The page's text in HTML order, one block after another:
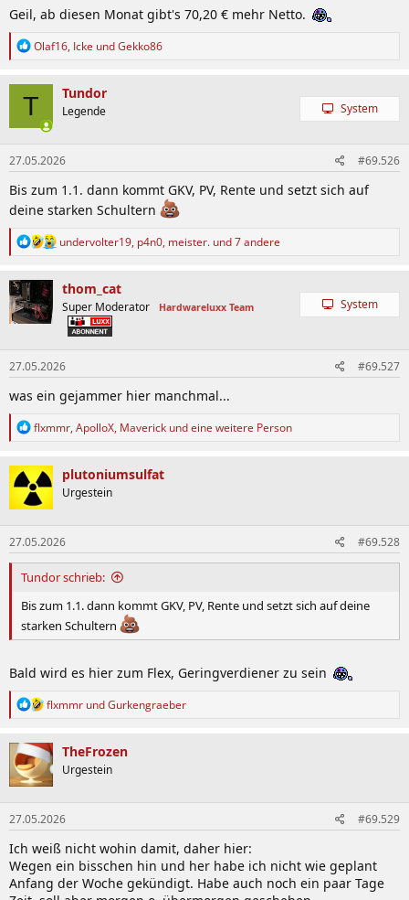
Geil, ab diesen Monat gibt's 70,20 € mehr Netto.
R
k
t
o
n
e
n
:
Olaf16, Icke undGekko86
T Tundor
Legende System
27.05.2026 #69.526
Bis zum 1.1. dann kommt GKV, PV, Rente und setzt sich auf
deine starken Schultern
R
k
n
undervolter19, p4n0, meister. und 7 andere
thom_cat
Super Moderator Hardwareluxx Team System
27.05.2026 #69.527
was ein gejammer hier manchmal...
R
k
t
o
n
e
n
:
flxmmr, ApolloX, Maverick und eine weitere Person
plutoniumsulfat
Urgestein
27.05.2026 #69.528
Tundor schrieb:
Bis zum 1.1. dann kommt GKV, PV, Rente und setzt sich auf deine
starken Schultern
Bald wird es hier zum Flex, Geringverdiener zu sein
R
k
t
i
o
n
e
n
:
flxmmr undGurkengraeber
TheFrozen
Urgestein
27.05.2026 #69.529
Ich weiß nicht wohin damit, daher hier:
Wegen ein bisschen hin und her habe ich nicht wie geplant
Anfang der Woche gekündigt. Habe auch noch ein paar Tage